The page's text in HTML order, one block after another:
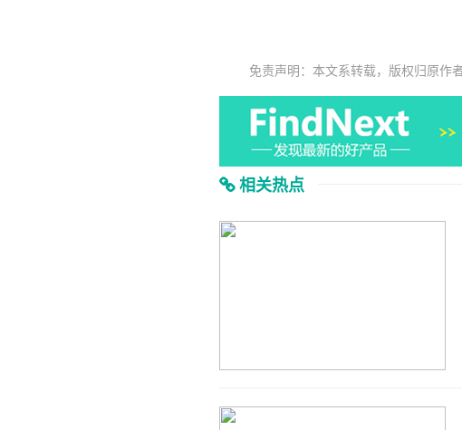
免责声明：本文系转载，版权归原作
相关热点